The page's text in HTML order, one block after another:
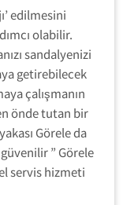
edilmesini
olabilir.
sandalyenizi
getirebilecek
çalışmanın
önde tutan bir
Görele da
” Görele
servis hizmeti